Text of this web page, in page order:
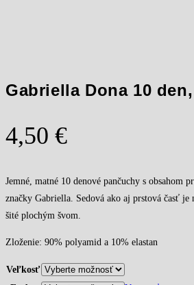
Gabriella Dona 10
4,50 €
Jemné, matné 10 denové pančuchy s obsahom
značky Gabriella. Sedová ako aj prstová časť je
šité plochým švom.
Zloženie: 90% polyamid a 10% elastan
Veľkosť